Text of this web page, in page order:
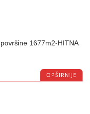
1677m2-HITNA
OPŠIRNIJE